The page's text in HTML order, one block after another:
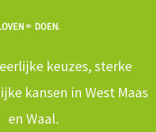
= DOEN.
keuzes, sterke
kansen in West Maas
en Waal.